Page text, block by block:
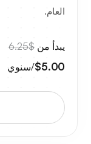
العام.
يبدأ من $6.25
$5.00/سنوي